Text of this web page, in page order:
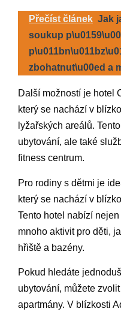
Přečíst článek Jak
soukup
zbohatnut\u00ed a
Další možností je hotel
který se nachází v
lyžařských areálů.
ubytování, ale také
fitness centrum.
Pro rodiny s dětmi je
který se nachází v
Tento hotel nabízí
mnoho aktivit pro děti,
hřiště a bazény.
Pokud hledáte
ubytování, můžete
apartmány. V blízkosti